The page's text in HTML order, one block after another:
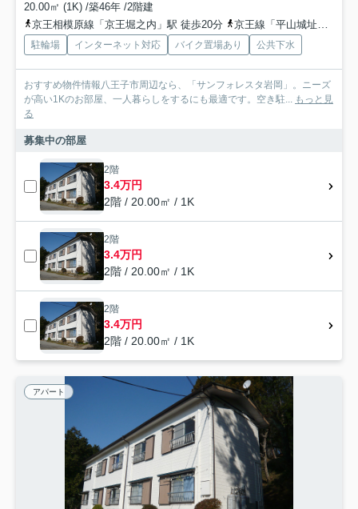
20.00㎡ (1K) /築46年 /2階建
京王相模原線「京王堀之内」駅 徒歩20分
京王線「平山城址公園」駅 徒歩29分
駐輪場 インターネット対応 バイク置場あり 公共下水
おすすめ物件情報八王子市周辺なら、「サンフォレスタ岩岡」。ニーズ
が高い1Kのお部屋、一人暮らしをするにも最適です。空き駐... もっと見
る
募集中の部屋
2階
3.4万円
2階 / 20.00㎡ / 1K
2階
3.4万円
2階 / 20.00㎡ / 1K
2階
3.4万円
2階 / 20.00㎡ / 1K
アパート